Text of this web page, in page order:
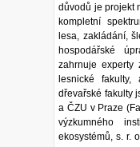
důvodů je projekt
kompletní
lesa, zakládání,
hospodářské
zahrnuje experty
lesnické
dřevařské fakulty
a ČZU v Praze
výzkumného
ekosystémů, s. r.